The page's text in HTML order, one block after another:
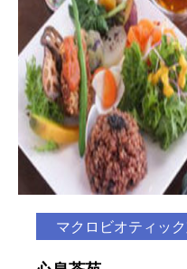
マクロビオティッ